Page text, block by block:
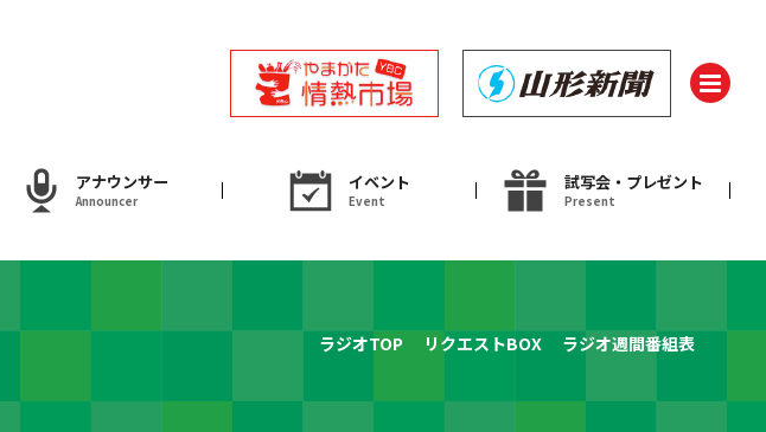
アナウンサー
Announcer
イベント
Event
試写会・プレゼント
Present
アナウンサー
Announcer
試写会・プレゼント
ラジオTOP リクエストBOX ラジオ週間番組表